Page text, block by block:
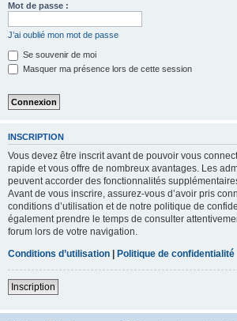
Mot de passe :
J’ai oublié mon mot de passe
Se souvenir de moi
Masquer ma présence lors de cette session
INSCRIPTION
Vous devez être inscrit avant de pouvoir vous
rapide et vous offre de nombreux avantages. Les
peuvent accorder des fonctionnalités
Avant de vous inscrire, assurez-vous d’avoir pris
conditions d’utilisation et de notre politique de
également prendre le temps de consulter
forum lors de votre navigation.
Conditions d’utilisation | Politique de confidentialité
Inscription